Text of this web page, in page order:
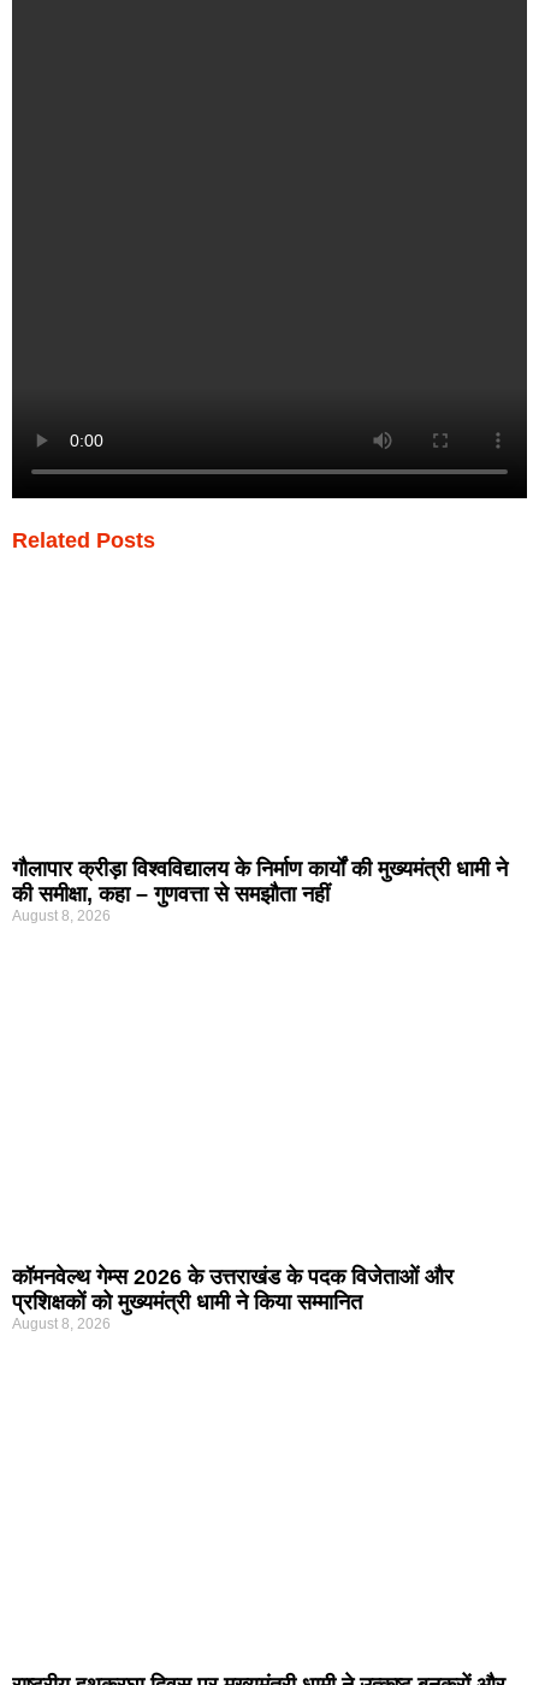
Related Posts
गौलापार क्रीड़ा विश्वविद्यालय के निर्माण कार्यों की मुख्यमंत्री धामी ने
की समीक्षा, कहा – गुणवत्ता से समझौता नहीं
August 8, 2026
कॉमनवेल्थ गेम्स 2026 के उत्तराखंड के पदक विजेताओं और
प्रशिक्षकों को मुख्यमंत्री धामी ने किया सम्मानित
August 8, 2026